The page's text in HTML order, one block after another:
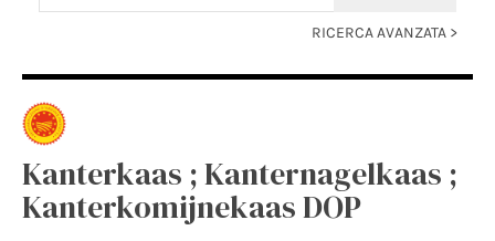
RICERCA AVANZATA >
Kanterkaas ; Kanternagelkaas ;
Kanterkomijnekaas DOP